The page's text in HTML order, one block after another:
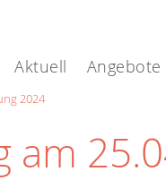
Aktuell Angebote
2024
am